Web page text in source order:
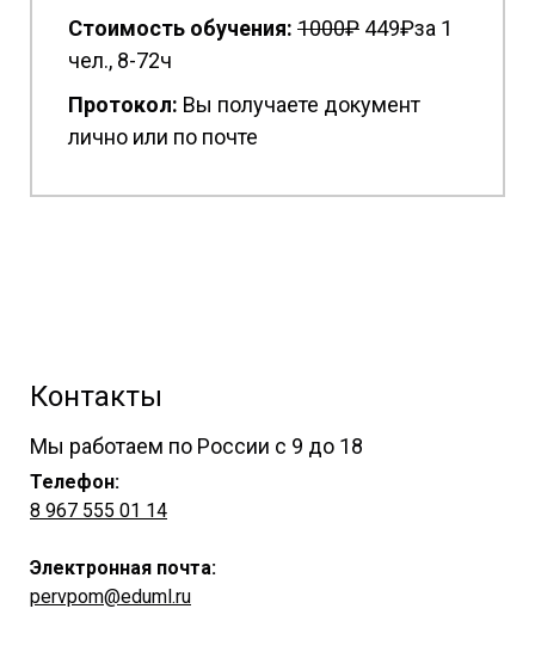
Стоимость обучения: 1000₽ 449₽за 1
чел., 8-72ч
Протокол: Вы получаете документ
лично или по почте
Контакты
Мы работаем по России с 9 до 18
Телефон:
8 967 555 01 14
Электронная почта:
pervpom@eduml.ru